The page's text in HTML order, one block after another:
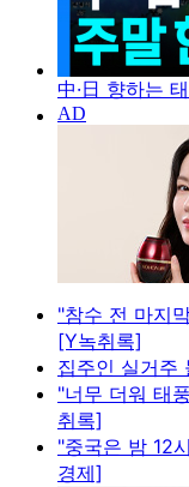
中·日 향하는
"참수 전 마지
[Y녹취록]
집주인 실거주
"너무 더워 태
취록]
"중국은 밤 12
경제]